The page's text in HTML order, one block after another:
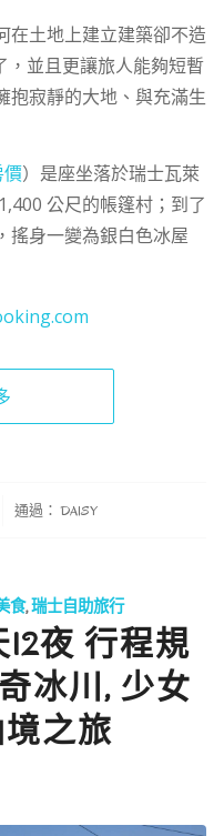
在土地上建立建築卻不造
並且更讓旅人能夠短暫
抱寂靜的大地、與充滿生
）是座坐落於瑞士瓦萊
公尺的帳篷村；到了
搖身一變為銀白色冰屋
通過： DAISY
食,瑞士自助旅行
夜 行程規
冰川, 少女
之旅